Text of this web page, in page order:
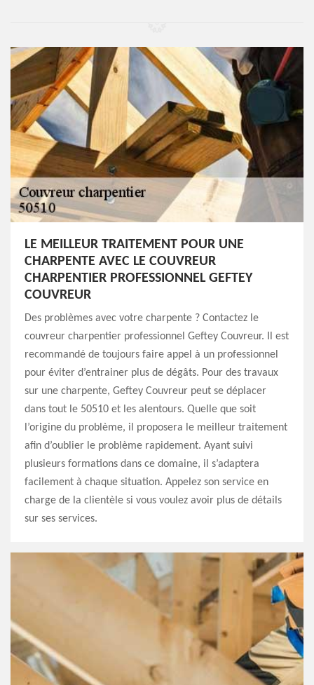
LE MEILLEUR TRAITEMENT POUR UNE
CHARPENTE AVEC LE COUVREUR
CHARPENTIER PROFESSIONNEL GEFTEY
COUVREUR
Des problèmes avec votre charpente ? Contactez le
couvreur charpentier professionnel Geftey Couvreur. Il est
recommandé de toujours faire appel à un professionnel
pour éviter d’entrainer plus de dégâts. Pour des travaux
sur une charpente, Geftey Couvreur peut se déplacer
dans tout le 50510 et les alentours. Quelle que soit
l’origine du problème, il proposera le meilleur traitement
afin d’oublier le problème rapidement. Ayant suivi
plusieurs formations dans ce domaine, il s’adaptera
facilement à chaque situation. Appelez son service en
charge de la clientèle si vous voulez avoir plus de détails
sur ses services.